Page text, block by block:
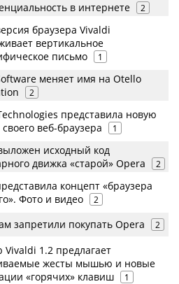
в интернете
2
браузера Vivaldi
вертикальное
письмо
1
меняет имя на Otello
2
представила новую
веб-браузера
1
исходный код
движка «старой» Opera
2
концепт «браузера
Фото и видео
2
запретили покупать Opera 2
Vivaldi 1.2 предлагает
жесты мышью и новые
«горячих» клавиш
1